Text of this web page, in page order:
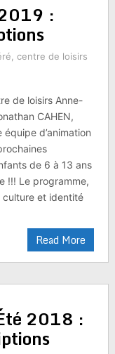
:
centre de loisirs
de loisirs Anne-
CAHEN,
d’animation
de 6 à 13 ans
!!! Le programme,
culture et identité
Read More
2018 :